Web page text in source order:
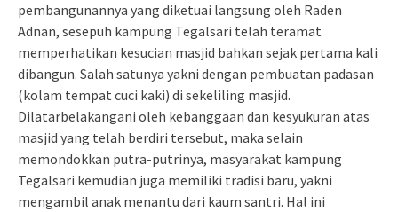
pembangunannya yang diketuai langsung oleh Raden
Adnan, sesepuh kampung Tegalsari telah teramat
memperhatikan kesucian masjid bahkan sejak pertama kali
dibangun. Salah satunya yakni dengan pembuatan padasan
(kolam tempat cuci kaki) di sekeliling masjid.
Dilatarbelakangani oleh kebanggaan dan kesyukuran atas
masjid yang telah berdiri tersebut, maka selain
memondokkan putra-putrinya, masyarakat kampung
Tegalsari kemudian juga memiliki tradisi baru, yakni
mengambil anak menantu dari kaum santri. Hal ini